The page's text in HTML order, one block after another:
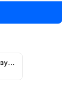
HTX Learn: изучайте популярные криптовалюты и разделите призовой фонд 20 000 USDT​